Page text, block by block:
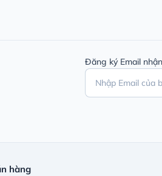
Đăng ký Email
hàng